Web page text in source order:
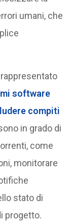
umani, che
software
compiti
in grado di
come
monitorare
stato di
progetto.